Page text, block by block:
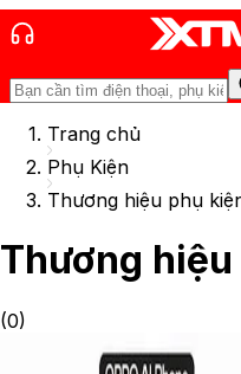
Trang chủ
Phụ Kiện
Thương hiệu phụ
Thương
(0)